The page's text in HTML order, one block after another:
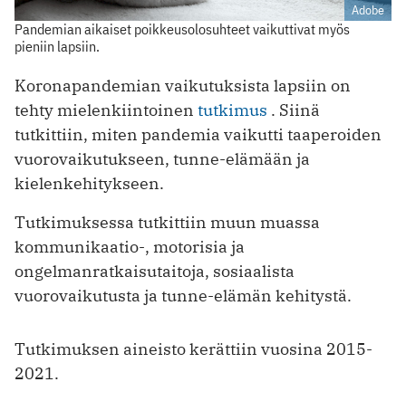
Adobe
Pandemian aikaiset poikkeusolosuhteet vaikuttivat myös
pieniin lapsiin.
Koronapandemian vaikutuksista lapsiin on
tehty mielenkiintoinen tutkimus . Siinä
tutkittiin, miten pandemia vaikutti taaperoiden
vuorovaikutukseen, tunne-elämään ja
kielenkehitykseen.
Tutkimuksessa tutkittiin muun muassa
kommunikaatio-, motorisia ja
ongelmanratkaisutaitoja, sosiaalista
vuorovaikutusta ja tunne-elämän kehitystä.
Tutkimuksen aineisto kerättiin vuosina 2015-
2021.